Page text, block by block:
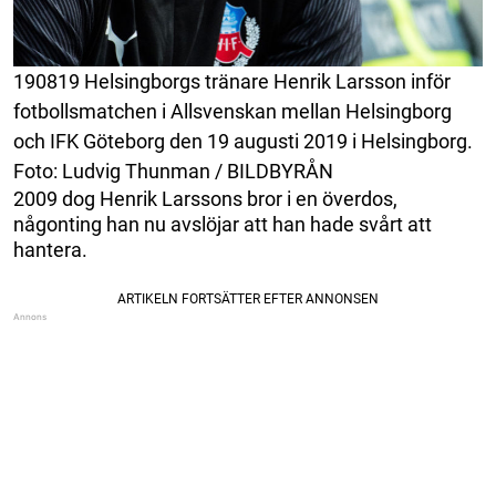
190819 Helsingborgs tränare Henrik Larsson inför
fotbollsmatchen i Allsvenskan mellan Helsingborg
och IFK Göteborg den 19 augusti 2019 i Helsingborg.
Foto: Ludvig Thunman / BILDBYRÅN
2009 dog Henrik Larssons bror i en överdos,
någonting han nu avslöjar att han hade svårt att
hantera.